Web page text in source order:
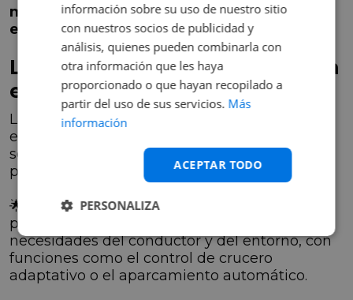
mandos tradicionales y crea una
experiencia de conducción más intuitiva
La proyección de la plastrónica
en el mundo del motor
La plastrónica está todavía en sus primeras
etapas de desarrollo, pero su potencial en el
sector automotriz es enorme. En el futuro,
podemos esperar ver:
🌟
Coches inteligentes
permitirá crear coches que se adapten a las
necesidades del conductor y del entorno, con
funciones como el control de crucero
adaptativo o el aparcamiento automático.
información sobre su uso de nuestro sitio
con nuestros socios de publicidad y
análisis, quienes pueden combinarla con
otra información que les haya
proporcionado o que hayan recopilado a
partir del uso de sus servicios. Más
información
ACEPTAR TODO
PERSONALIZA